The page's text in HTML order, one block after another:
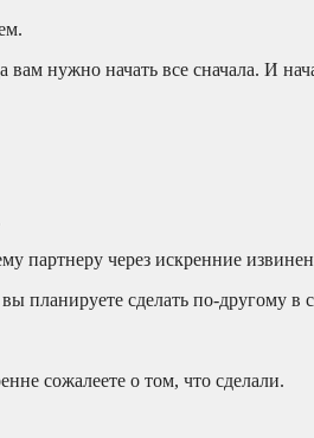
нужно начать все сначала. И
партнеру через искренние
планируете сделать по-другому в
сожалеете о том, что сделали.